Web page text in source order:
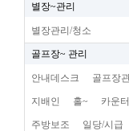
별장~관리
별장관리/청소
골프장~ 관리
안내데스크 골프장
지배인 홀~ 카운터
주방보조 일당/시급